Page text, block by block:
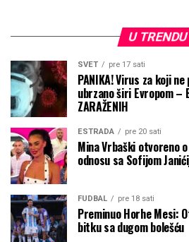
U TRENDU
SVET pre 17 sati
PANIKA! Virus za koji
ubrzano širi Evropom –
ZARAŽENIH
ESTRADA pre 20 sati
Mina Vrbaški otvoreno
odnosu sa Sofijom
FUDBAL pre 18 sati
Preminuo Horhe Mesi:
bitku sa dugom bolešću